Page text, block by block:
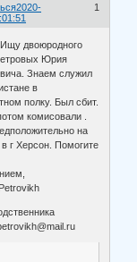
1
2020-
двоюродного
Юрия
Знаем служил
в
полку. Был сбит.
комисовали .
на
г Херсон. Помогите